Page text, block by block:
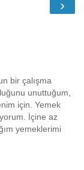
›
bir çalışma
unuttuğum,
için. Yemek
İçine az
yemeklerimi